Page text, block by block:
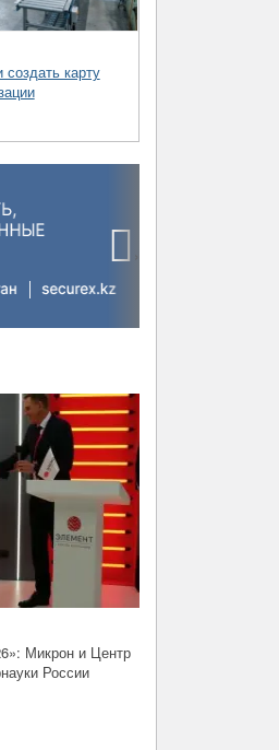
карту
Микрон и Центр
России